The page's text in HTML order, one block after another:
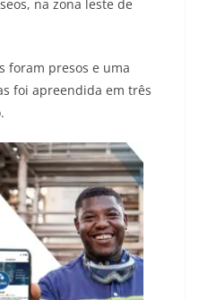
na zona leste de
foram presos e uma
foi apreendida em três